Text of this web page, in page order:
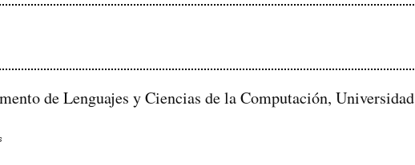
de Lenguajes y Ciencias de la Computación, Universidad